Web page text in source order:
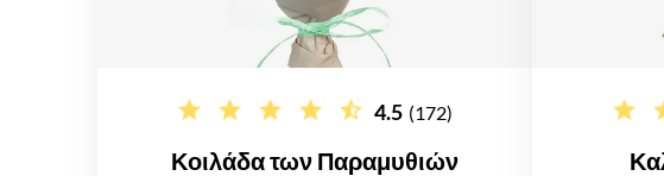
4.5 (172)
Κοιλάδα των Παραμυθιών